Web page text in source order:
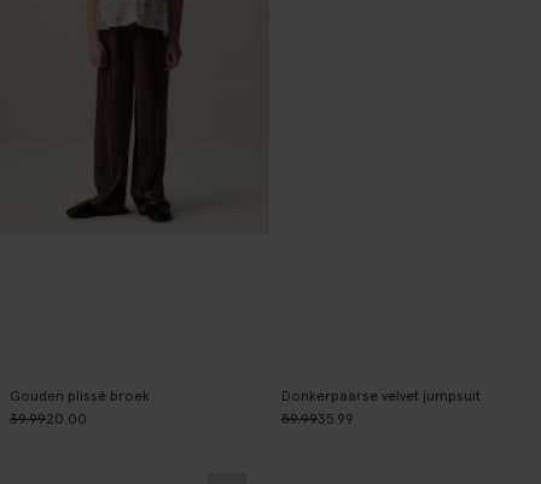
Gouden plissé broek
39.9920.00
Donkerpaarse velvet jumpsuit
59.9935.99